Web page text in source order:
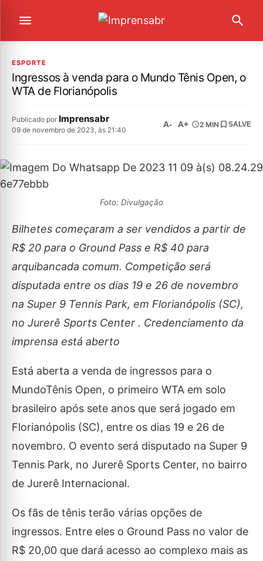
ESPORTE
Ingressos à venda para o Mundo Tênis Open, o
WTA de Florianópolis
Publicado por Imprensabr
09 de novembro de 2023, às 21:40
A- A+ 2 MIN SALVE
Foto: Divulgação
Bilhetes começaram a ser vendidos a partir de
R$ 20 para o Ground Pass e R$ 40 para
arquibancada comum. Competição será
disputada entre os dias 19 e 26 de novembro
na Super 9 Tennis Park, em Florianópolis (SC),
no Jurerê Sports Center . Credenciamento da
imprensa está aberto
Está aberta a venda de ingressos para o
MundoTênis Open, o primeiro WTA em solo
brasileiro após sete anos que será jogado em
Florianópolis (SC), entre os dias 19 e 26 de
novembro. O evento será disputado na Super 9
Tennis Park, no Jurerê Sports Center, no bairro
de Jurerê Internacional.
Os fãs de tênis terão várias opções de
ingressos. Entre eles o Ground Pass no valor de
R$ 20,00 que dará acesso ao complexo mais as